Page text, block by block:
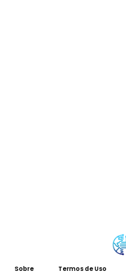
Sobre Termos de Uso